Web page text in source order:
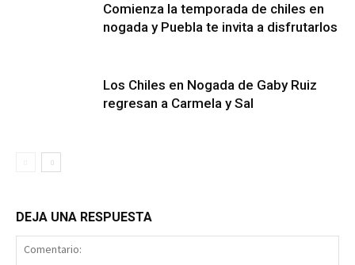
Comienza la temporada de chiles en
nogada y Puebla te invita a disfrutarlos
Los Chiles en Nogada de Gaby Ruiz
regresan a Carmela y Sal
DEJA UNA RESPUESTA